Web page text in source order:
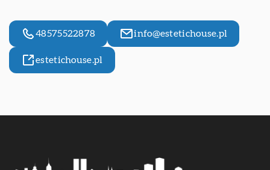
48575522878 info@estetichouse.pl
estetichouse.pl